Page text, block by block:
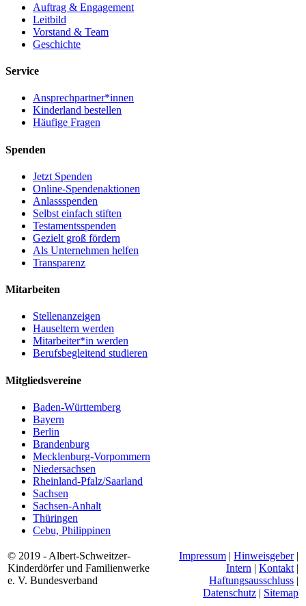
Auftrag & Engagement
Leitbild
Vorstand & Team
Geschichte
Service
Ansprechpartner*innen
Kinderland bestellen
Häufige Fragen
Spenden
Jetzt Spenden
Online-Spendenaktionen
Anlassspenden
Selbst einfach stiften
Testamentsspenden
Gezielt groß fördern
Als Unternehmen helfen
Transparenz
Mitarbeiten
Stellenanzeigen
Hauseltern werden
Mitarbeiter*in werden
Berufsbegleitend studieren
Mitgliedsvereine
Baden-Württemberg
Bayern
Berlin
Brandenburg
Mecklenburg-Vorpommern
Niedersachsen
Rheinland-Pfalz/Saarland
Sachsen
Sachsen-Anhalt
Thüringen
Cebu, Philippinen
© 2019 - Albert-Schweitzer-
Kinderdörfer und Familienwerke
e. V. Bundesverband
Impressum | Hinweisgeber|
Intern | Kontakt |
Haftungsausschluss |
Datenschutz | Sitemap